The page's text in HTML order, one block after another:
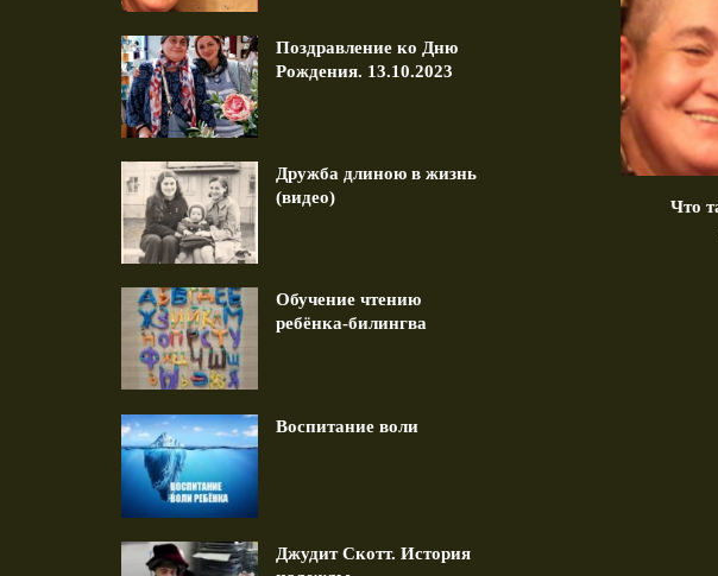
Поздравление ко Дню
Рождения. 13.10.2023
Дружба длиною в жизнь
(видео)
Обучение чтению
ребёнка-билингва
Воспитание воли
Джудит Скотт. История
ко Дню Рождения.
1 min read
Дружба длиною в жизнь (видео)
Что